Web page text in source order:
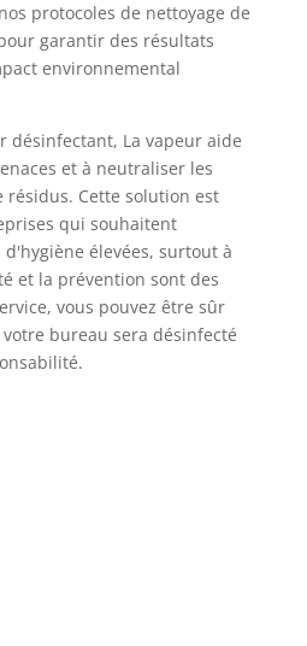
protocoles de nettoyage de
garantir des résultats
environnemental
désinfectant, La vapeur aide
et à neutraliser les
résidus. Cette solution est
qui souhaitent
élevées, surtout à
et la prévention sont des
vous pouvez être sûr
bureau sera désinfecté